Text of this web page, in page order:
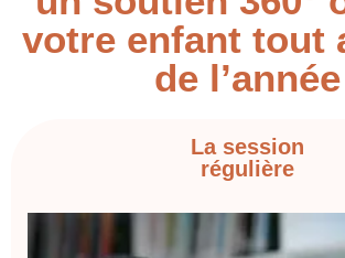
votre enfant tout
de l’année
La session
régulière